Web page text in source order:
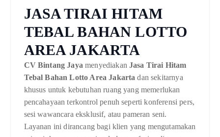
JASA TIRAI HITAM
TEBAL BAHAN LOTTO
AREA JAKARTA
CV Bintang Jaya menyediakan Jasa Tirai Hitam
Tebal Bahan Lotto Area Jakarta dan sekitarnya
khusus untuk kebutuhan ruang yang memerlukan
pencahayaan terkontrol penuh seperti konferensi pers,
sesi wawancara eksklusif, atau pameran seni.
Layanan ini dirancang bagi klien yang mengutamakan